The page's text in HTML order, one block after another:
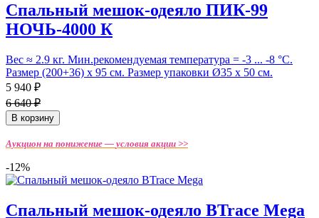
Спальный мешок-одеяло ПИК-99
НОЧЬ-4000 К
Вес ≈ 2.9 кг. Мин.рекомендуемая температура = -3 ... -8 °С.
Размер (200+36) х 95 см. Размер упаковки Ø35 х 50 см.
5 940 ₽
6 640 ₽
В корзину
Аукцион на понижение — условия акции >>
-12%
Спальный мешок-одеяло BTrace Mega